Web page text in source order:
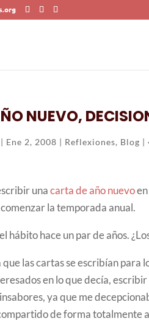
NUEVO,
| Ene 2, 2008 | Reflexiones, Blog |
unacarta de año nuevo
la temporada anual.
hábito hace un par de años.
las cartas se escribían para
en lo que decía,
ya que me
de forma totalmente